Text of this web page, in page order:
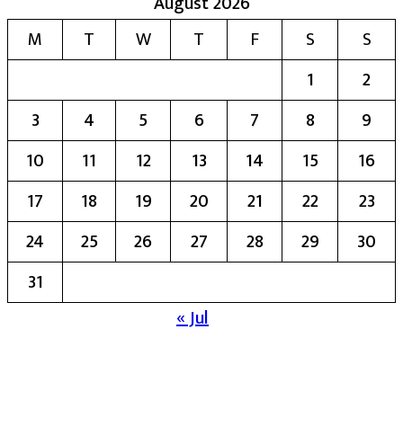
M
T W T F S
S
1
2
3
4 5 6 7 8
9
10
11 12 13 14 15
16
17
18 19 20 21 22
23
24
25 26 27 28 29
30
31
« Jul